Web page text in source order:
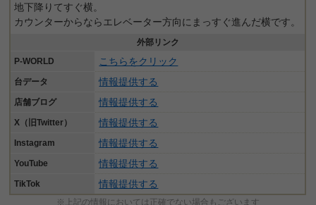
地下降りてすぐ横。
カウンターからならエレベーター方向にまっすぐ進んだ横です。
外部リンク
P-WORLD
こちらをクリック
台データ 情報提供する
店舗ブログ 情報提供する
X（旧Twitter） 情報提供する
Instagram 情報提供する
YouTube 情報提供する
TikTok 情報提供する
※上記の情報においては正確でない場合もございます